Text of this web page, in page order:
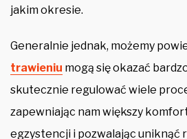
jakim okresie.
Generalnie jednak, możemy
trawieniu mogą się okazać
skutecznie regulować wiele
zapewniając nam większy
egzystencji i pozwalając uniknąć